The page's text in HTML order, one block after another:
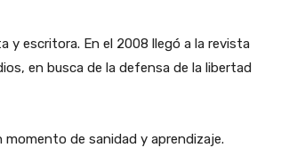
y escritora. En el 2008 llegó a la revista
en busca de la defensa de la libertad
de sanidad y aprendizaje.